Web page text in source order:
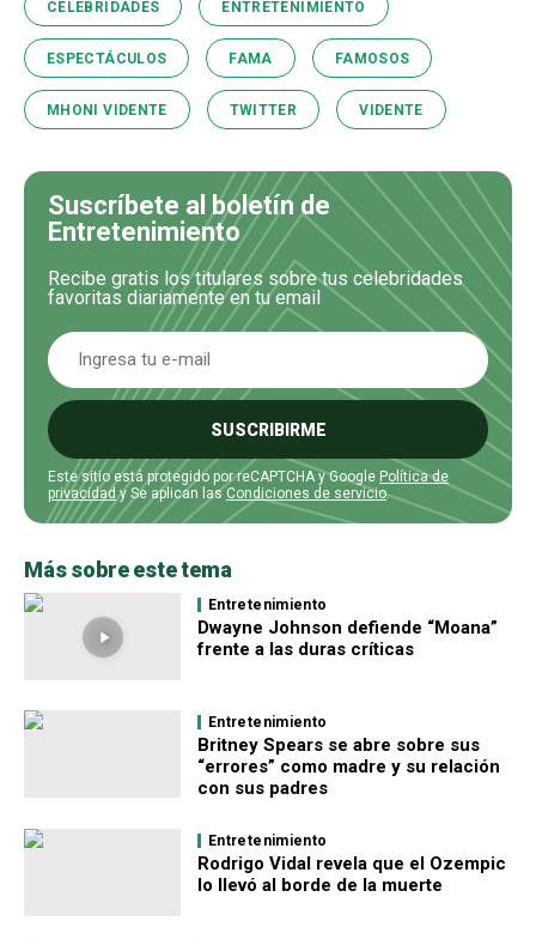
CELEBRIDADES ENTRETENIMIENTO
ESPECTÁCULOS FAMA FAMOSOS
MHONI VIDENTE TWITTER VIDENTE
Suscríbete al boletín de
Entretenimiento
Recibe gratis los titulares sobre tus celebridades
favoritas diariamente en tu email
SUSCRIBIRME
Este sitio está protegido por reCAPTCHA y Google Política de
privacidad y Se aplican lasCondiciones de servicio.
Más sobre este tema
Entretenimiento
Dwayne Johnson defiende “Moana”
frente a las duras críticas
Entretenimiento
Britney Spears se abre sobre sus
“errores” como madre y su relación
con sus padres
Entretenimiento
Rodrigo Vidal revela que el Ozempic
lo llevó al borde de la muerte